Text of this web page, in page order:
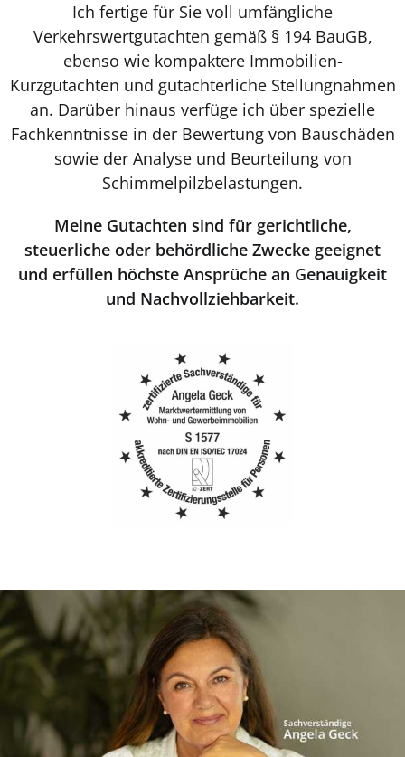
Ich fertige für Sie voll umfängliche
Verkehrswertgutachten gemäß § 194 BauGB,
ebenso wie kompaktere Immobilien-
Kurzgutachten und gutachterliche Stellungnahmen
an. Darüber hinaus verfüge ich über spezielle
Fachkenntnisse in der Bewertung von Bauschäden
sowie der Analyse und Beurteilung von
Schimmelpilzbelastungen.
Meine Gutachten sind für gerichtliche,
steuerliche oder behördliche Zwecke geeignet
und erfüllen höchste Ansprüche an Genauigkeit
und Nachvollziehbarkeit.